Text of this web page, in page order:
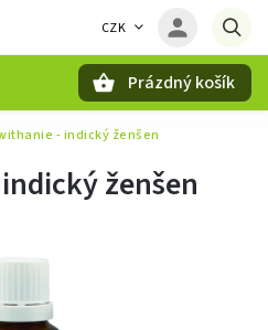
CZK
Prázdný košík
- indický ženšen
ženšen